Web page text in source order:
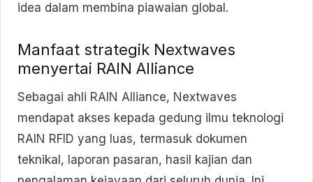
idea dalam membina piawaian global.
Manfaat strategik Nextwaves
menyertai RAIN Alliance
Sebagai ahli RAIN Alliance, Nextwaves
mendapat akses kepada gedung ilmu teknologi
RAIN RFID yang luas, termasuk dokumen
teknikal, laporan pasaran, hasil kajian dan